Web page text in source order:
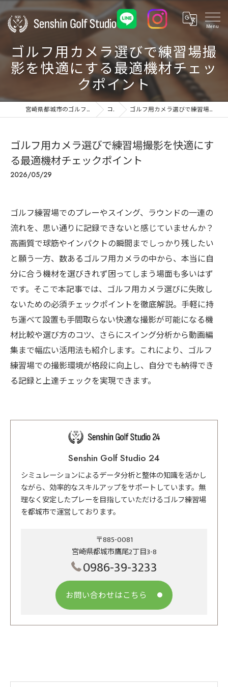
ゴルフ用カメラ選びで練習場撮
影を快適にする最適機材チェッ
クポイント
宮崎県都城市のゴルフ練習場ならSenshin Golf Studio 24 コラム ゴルフ用カメラ選びで練習場撮影を快適にする最適機材チェックポイント
ゴルフ用カメラ選びで練習場撮影を快適にす
る最適機材チェックポイント
2026/05/29
ゴルフ練習場でのプレーやスイング、ラウンドの一連の
流れを、思い通りに記録できないと感じていませんか？
高画質で球筋やインパクトの瞬間までしっかり残したい
と願う一方、数あるゴルフ用カメラの中から、本当に自
分に合う機材を選びきれず困ってしまう場面も多いはず
です。そこで本記事では、ゴルフ用カメラ選びに失敗し
ないための必須チェックポイントを徹底解説。手軽に持
ち運べて設置も手間取らない快適な撮影が可能になる機
材比較や選び方のコツ、さらにスイング分析から動画編
集まで幅広い活用法も紹介します。これにより、ゴルフ
練習場での撮影環境が格段に向上し、自分でも納得でき
る記録と上達チェックを実現できます。
Senshin Golf Studio 24
シミュレーションによるデータ分析と整体の知識を活かし
ながら、効率的なスキルアップをサポートしています。無
理なく安定したプレーを目指していただけるゴルフ練習場
を都城市で運営しております。
〒885-0081
宮崎県都城市鷹尾2丁目3-8
0986-39-3233
お問い合わせはこちら